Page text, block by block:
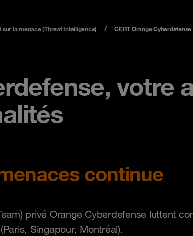
sur la menace (Threat Intelligence) CERT Orange Cyberdefense
votre
continue
privé Orange Cyberdefense luttent
Singapour, Montréal).